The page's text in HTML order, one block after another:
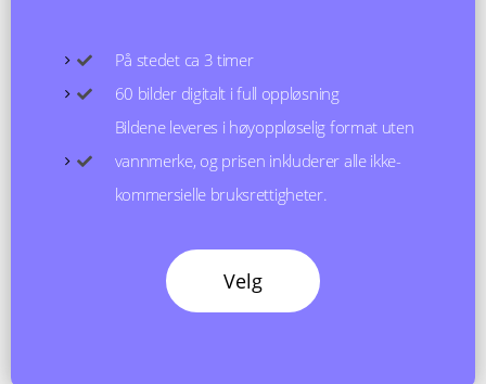
På stedet ca 3 timer
60 bilder digitalt i full oppløsning
Bildene leveres i høyoppløselig format uten
vannmerke, og prisen inkluderer alle ikke-
kommersielle bruksrettigheter.
Velg